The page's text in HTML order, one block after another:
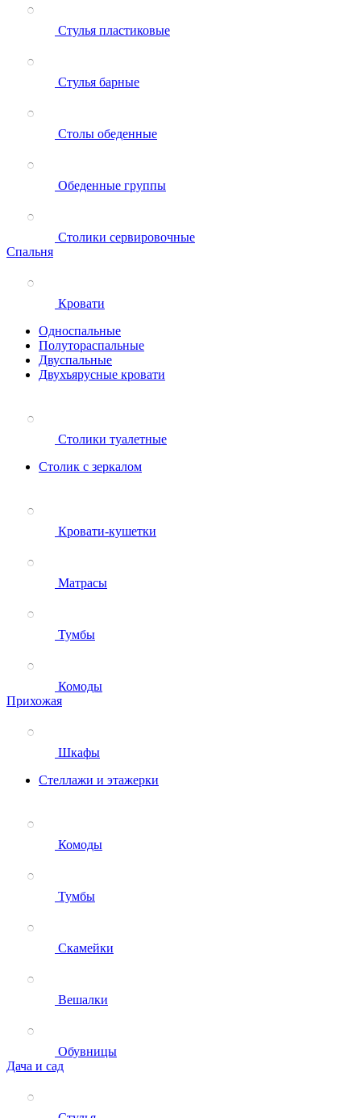
Стулья пластиковые
Стулья барные
Столы обеденные
Обеденные группы
Столики сервировочные
Спальня
Кровати
Односпальные
Полутораспальные
Двуспальные
Двухъярусные кровати
Столики туалетные
Столик с зеркалом
Кровати-кушетки
Матрасы
Тумбы
Комоды
Прихожая
Шкафы
Стеллажи и этажерки
Комоды
Тумбы
Скамейки
Вешалки
Обувницы
Дача и сад